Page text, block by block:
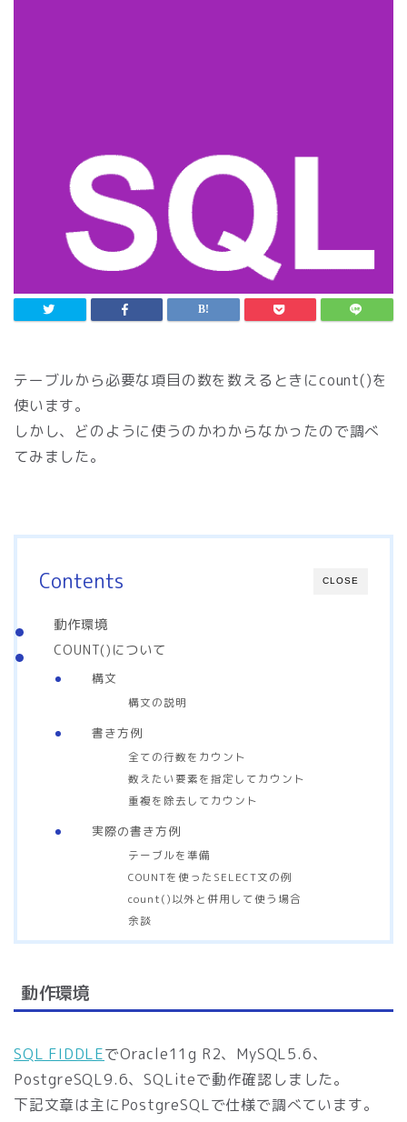
テーブルから必要な項目の数を数えるときにcount()を
使います。
しかし、どのように使うのかわからなかったので調べ
てみました。
CLOSE
Contents
動作環境
COUNT()について
構文
構文の説明
書き方例
全ての行数をカウント
数えたい要素を指定してカウント
重複を除去してカウント
実際の書き方例
テーブルを準備
COUNTを使ったSELECT文の例
count()以外と併用して使う場合
余談
動作環境
SQL FIDDLEでOracle11g R2、MySQL5.6、
PostgreSQL9.6、SQLiteで動作確認しました。
下記文章は主にPostgreSQLで仕様で調べています。